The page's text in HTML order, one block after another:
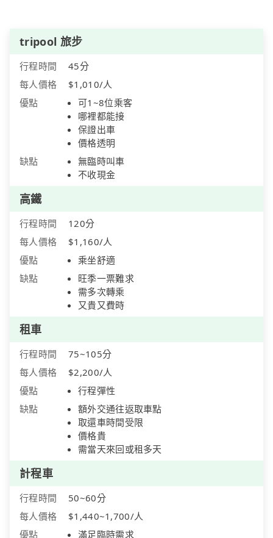
tripool 旅步
行程時間
45分
每人價格
$1,010/人
優點
可1~8位乘客
哪裡都能接
保證出車
價格透明
缺點
無臨時叫車
不收現金
高鐵
行程時間
120分
每人價格
$1,160/人
優點
乘坐舒適
缺點
旺季一票難求
需多次轉乘
又貴又費時
租車
行程時間
75~105分
每人價格
$2,200/人
優點
行程彈性
缺點
額外交通往返取車點
取還車時間受限
價格貴
需當天來回或租多天
計程車
行程時間
50~60分
每人價格
$1,440~1,700/人
優點
滿足臨時需求